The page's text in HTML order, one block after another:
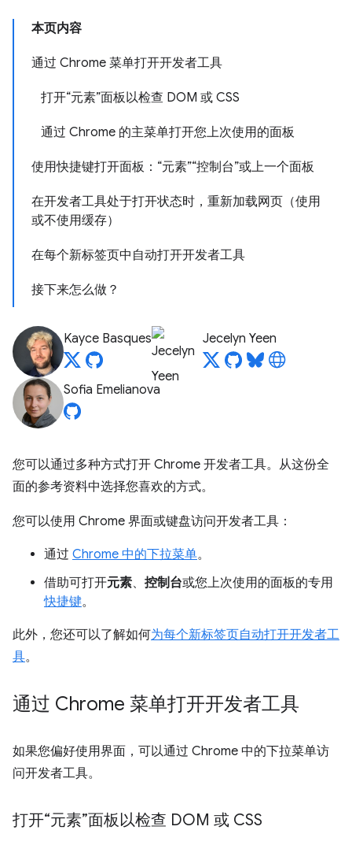
本页内容
通过 Chrome 菜单打开开发者工具
打开“元素”面板以检查 DOM 或 CSS
通过 Chrome 的主菜单打开您上次使用的面板
使用快捷键打开面板：“元素”“控制台”或上一个面板
在开发者工具处于打开状态时，重新加载网页（使用
或不使用缓存）
在每个新标签页中自动打开开发者工具
接下来怎么做？
Kayce Basques Jecelyn Yeen
Sofia Emelianova
您可以通过多种方式打开 Chrome 开发者工具。从这份全
面的参考资料中选择您喜欢的方式。
您可以使用 Chrome 界面或键盘访问开发者工具：
通过 Chrome 中的下拉菜单。
借助可打开元素、 控制台或您上次使用的面板的专用
快捷键。
此外，您还可以了解如何为每个新标签页自动打开开发者工
具。
通过 Chrome 菜单打开开发者工具
如果您偏好使用界面，可以通过 Chrome 中的下拉菜单访
问开发者工具。
打开“元素”面板以检查 DOM 或 CSS